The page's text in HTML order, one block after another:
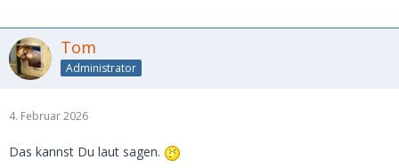
Tom
Administrator
4. Februar 2026
Das kannst Du laut sagen.